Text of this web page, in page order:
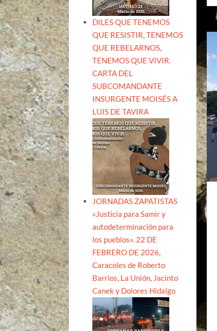
DILES QUE TENEMOS
QUE RESISTIR, TENEMOS
QUE REBELARNOS,
TENEMOS QUE VIVIR.
CARTA DEL
SUBCOMANDANTE
INSURGENTE MOISÉS A
LUIS DE TAVIRA
JORNADAS ZAPATISTAS
«Justicia para Samir y
autodeterminación para
los pueblos». 22 DE
FEBRERO DE 2026,
Caracoles de Roberto
Barrios, La Unión, Jacinto
Canek y Dolores Hidalgo